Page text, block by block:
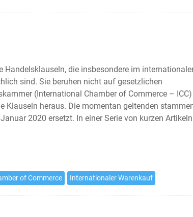
Handelsklauseln, die insbesondere im
sind. Sie beruhen nicht auf gesetzlichen
(International Chamber of Commerce – ICC)
Klauseln heraus. Die momentan geltenden
2020 ersetzt. In einer Serie von kurzen Artikeln
of Commerce Internationaler Warenkauf